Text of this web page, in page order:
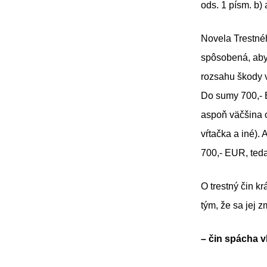
ods. 1 písm. b)
Novela
spôsobená,
rozsahu škody
Do sumy 700,-
aspoň väčšina
vŕtačka a iné).
700,- EUR,
O trestný čin
tým, že sa jej
– čin spácha